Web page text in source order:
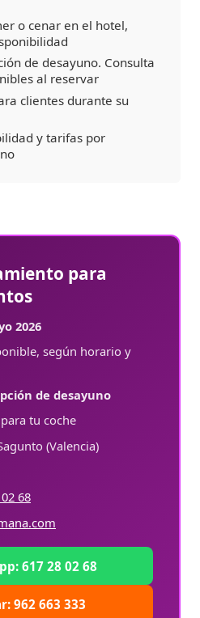
o cenar en el hotel,
de desayuno. Consulta
al reservar
clientes durante su
y tarifas por
para
2026
según horario y
de desayuno
para tu coche
(Valencia)
68
617 28 02 68
962 663 333